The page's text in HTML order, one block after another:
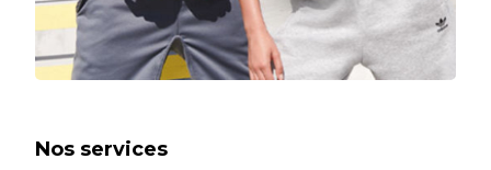
Nos services